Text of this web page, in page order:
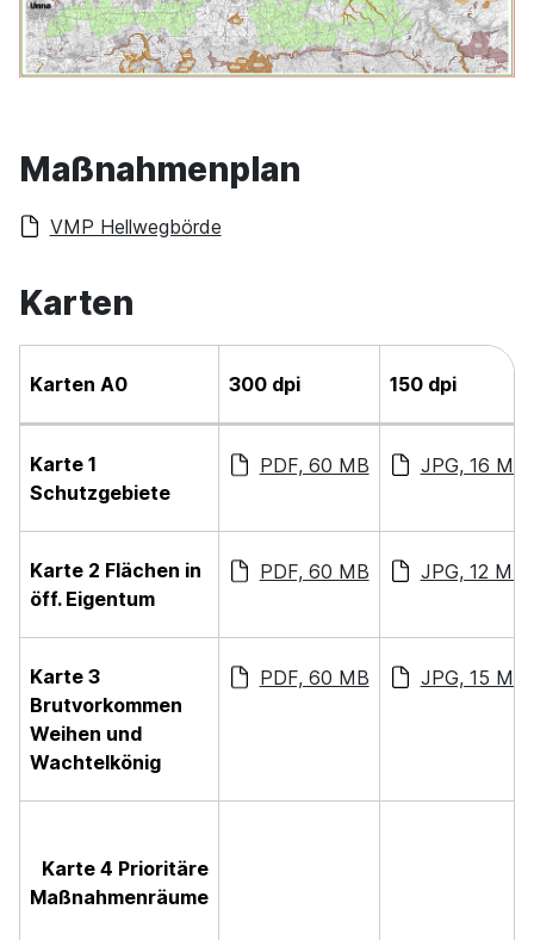
Maßnahmenplan
VMP Hellwegbörde
Karten
Karten A0 300 dpi 150 dpi
Karte 1
Schutzgebiete
PDF, 60 MB JPG, 16 MB
Karte 2 Flächen in
öff. Eigentum
PDF, 60 MB JPG, 12 MB
Karte 3
Brutvorkommen
Weihen und
Wachtelkönig
PDF, 60 MB JPG, 15 MB
Karte 4 Prioritäre
Maßnahmenräume